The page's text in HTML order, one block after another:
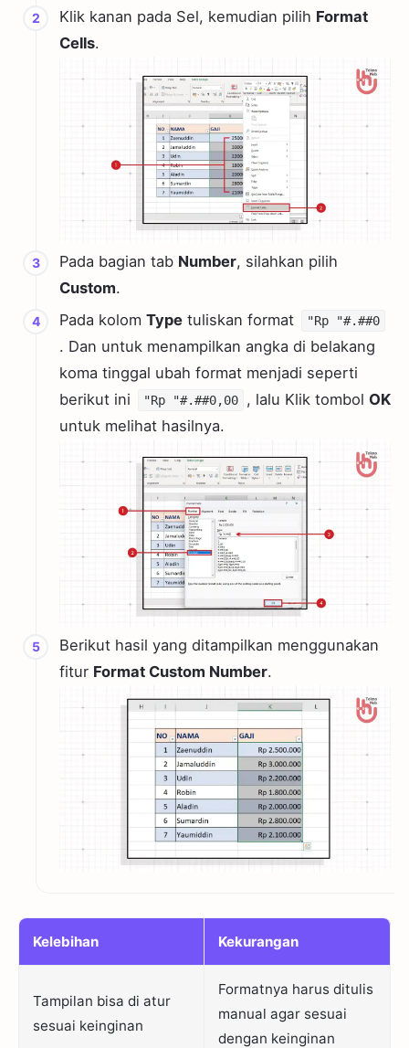
Klik kanan pada Sel, kemudian pilih Format
Cells.
Pada bagian tab Number, silahkan pilih
Custom.
Pada kolom Type tuliskan format "Rp "#.##0
. Dan untuk menampilkan angka di belakang
koma tinggal ubah format menjadi seperti
berikut ini
"Rp "#.##0,00 , lalu Klik tombol OK
untuk melihat hasilnya.
Berikut hasil yang ditampilkan menggunakan
fitur Format Custom Number.
Kelebihan Kekurangan
Tampilan bisa di atur
sesuai keinginan
Formatnya harus ditulis
manual agar sesuai
dengan keinginan